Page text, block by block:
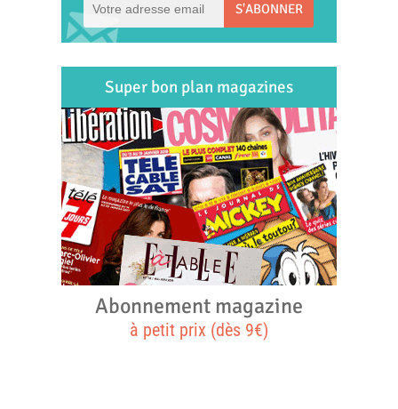
S'ABONNER
Super bon plan magazines
Abonnement magazine
à petit prix (dès 9€)